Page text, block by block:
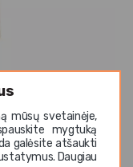
mūsų svetainėje,
mygtuką
galėsite atšaukti
Daugiau